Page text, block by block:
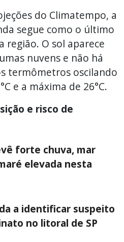
do Climatempo, a
segue como o último
região. O sol aparece
nuvens e não há
termômetros oscilando
e a máxima de 26°C.
e risco de
forte chuva, mar
elevada nesta
a identificar suspeito
no litoral de SP